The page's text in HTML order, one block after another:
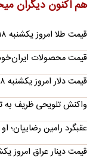
هم اکنون دیگران
قیمت طلا امروز یکشنبه ۱۸ مرداد ۱۴۰۵
قیمت محصولات ایران‌خودرو و
قیمت دلار امروز یکشنبه ۱۸ مرداد ۱۴۰۵
واکنش تلویحی ظریف به
عقبگرد رامین رضاییان؛
قیمت دینار عراق امروز یکشنبه ۱۸